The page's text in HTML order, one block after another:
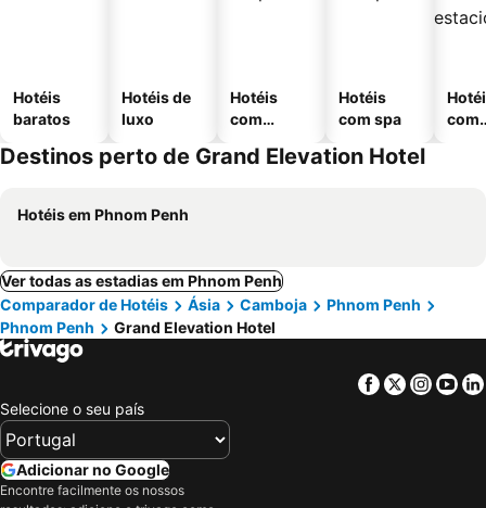
Hotéis
baratos
Hotéis de
luxo
Hotéis
com
Hotéis
com spa
com
Destinos perto de Grand Elevation Hotel
Hotéis em Phnom Penh
Ver todas as estadias em Phnom Penh
Comparador de Hotéis
Ásia Camboja
Phnom Penh
Phnom Penh
Grand Elevation Hotel
Facebook
Twitter
Selecione o seu país
Adicionar no Google
Encontre facilmente os nossos